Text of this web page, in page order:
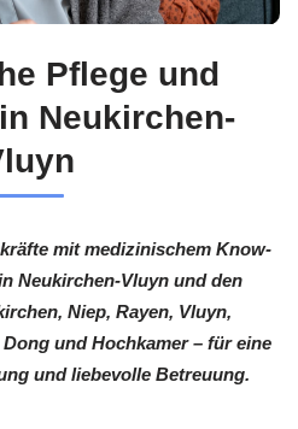
Pflege und
Neukirchen-
mit medizinischem Know-
Neukirchen-Vluyn und den
Niep, Rayen, Vluyn,
und Hochkamer – für eine
und liebevolle Betreuung.